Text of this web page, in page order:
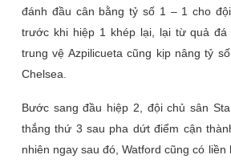
đánh đầu cân bằng tỷ số 1 – 1 cho
trước khi hiệp 1 khép lại, lại từ quả đá
trung vệ Azpilicueta cũng kịp nâng tỷ
Chelsea.
Bước sang đầu hiệp 2, đội chủ sân
thắng thứ 3 sau pha dứt điểm cận
nhiên ngay sau đó, Watford cũng có